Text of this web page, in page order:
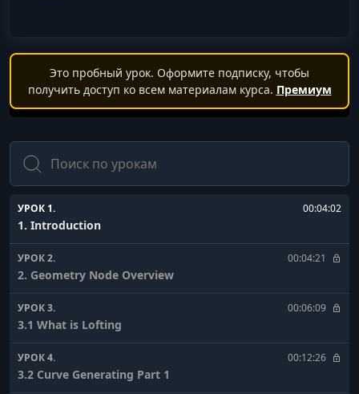
Это пробный урок. Оформите подписку, чтобы
получить доступ ко всем материалам курса. Премиум
Поиск
УРОК 1. 00:04:02
1. Introduction
УРОК 2. 00:04:21
2. Geometry Node Overview
УРОК 3. 00:06:09
3.1 What is Lofting
УРОК 4. 00:12:26
3.2 Curve Generating Part 1